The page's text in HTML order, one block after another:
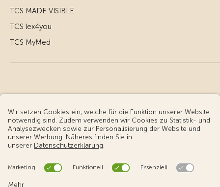
TCS MADE VISIBLE
TCS lex4you
TCS MyMed
© Touring Club Schweiz
Benutzungsbedingungen - rechtliche Informationen